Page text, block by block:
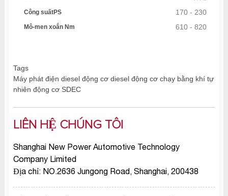
Công suấtPS 170 - 230
Mô-men xoắn Nm 610 - 820
Tags
Máy phát điện dieselđộng cơ dieselđộng cơ chạy bằng khí tự
nhiên động cơ SDEC
LIÊN HỆ CHÚNG TÔI
Shanghai New Power Automotive Technology
Company Limited
Địa chỉ: NO.2636 Jungong Road, Shanghai, 200438